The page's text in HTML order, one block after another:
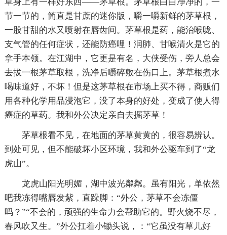
草身上有一样好东西——茅草根。茅草根白白净净的，一
节一节的，简直是甘蔗的迷你版，嚼一嚼新鲜的茅草根，
一股甘甜的水又喷射在唇齿间。茅草根是药，能治喉咙、
支气管的任何症状，还能防癌哩！润肺、甘喉清火是它的
拿手本领。在江湖中，它更是有名，大侠受伤，旁人总会
去拔一根茅草取根，洗净后嚼碎敷在伤口上。茅草根煮水
喝味道好，不坏！但是这茅草根在市场上买不得，商贩们
用各种化学用品浸泡它，没了本身的好处，变成了使人得
癌症的草药。我和外公决定亲自去掘茅草！
茅草根看不见，在地面的茅草黄黄的，很容易辨认。
到处可见，但不能破坏小区环境，我和外公驱车到了“龙
虎山”。
龙虎山阳光明媚，湖中波光粼粼。虽有阳光，单依然
吧我冻得嘴唇发紫，直跺脚：“外公，茅草不会冻僵
吗？”“不会的，顽强的生命力会帮助它的。野火烧不尽，
春风吹又生。”外公扛着小锄头说，：“它虽没有草儿好